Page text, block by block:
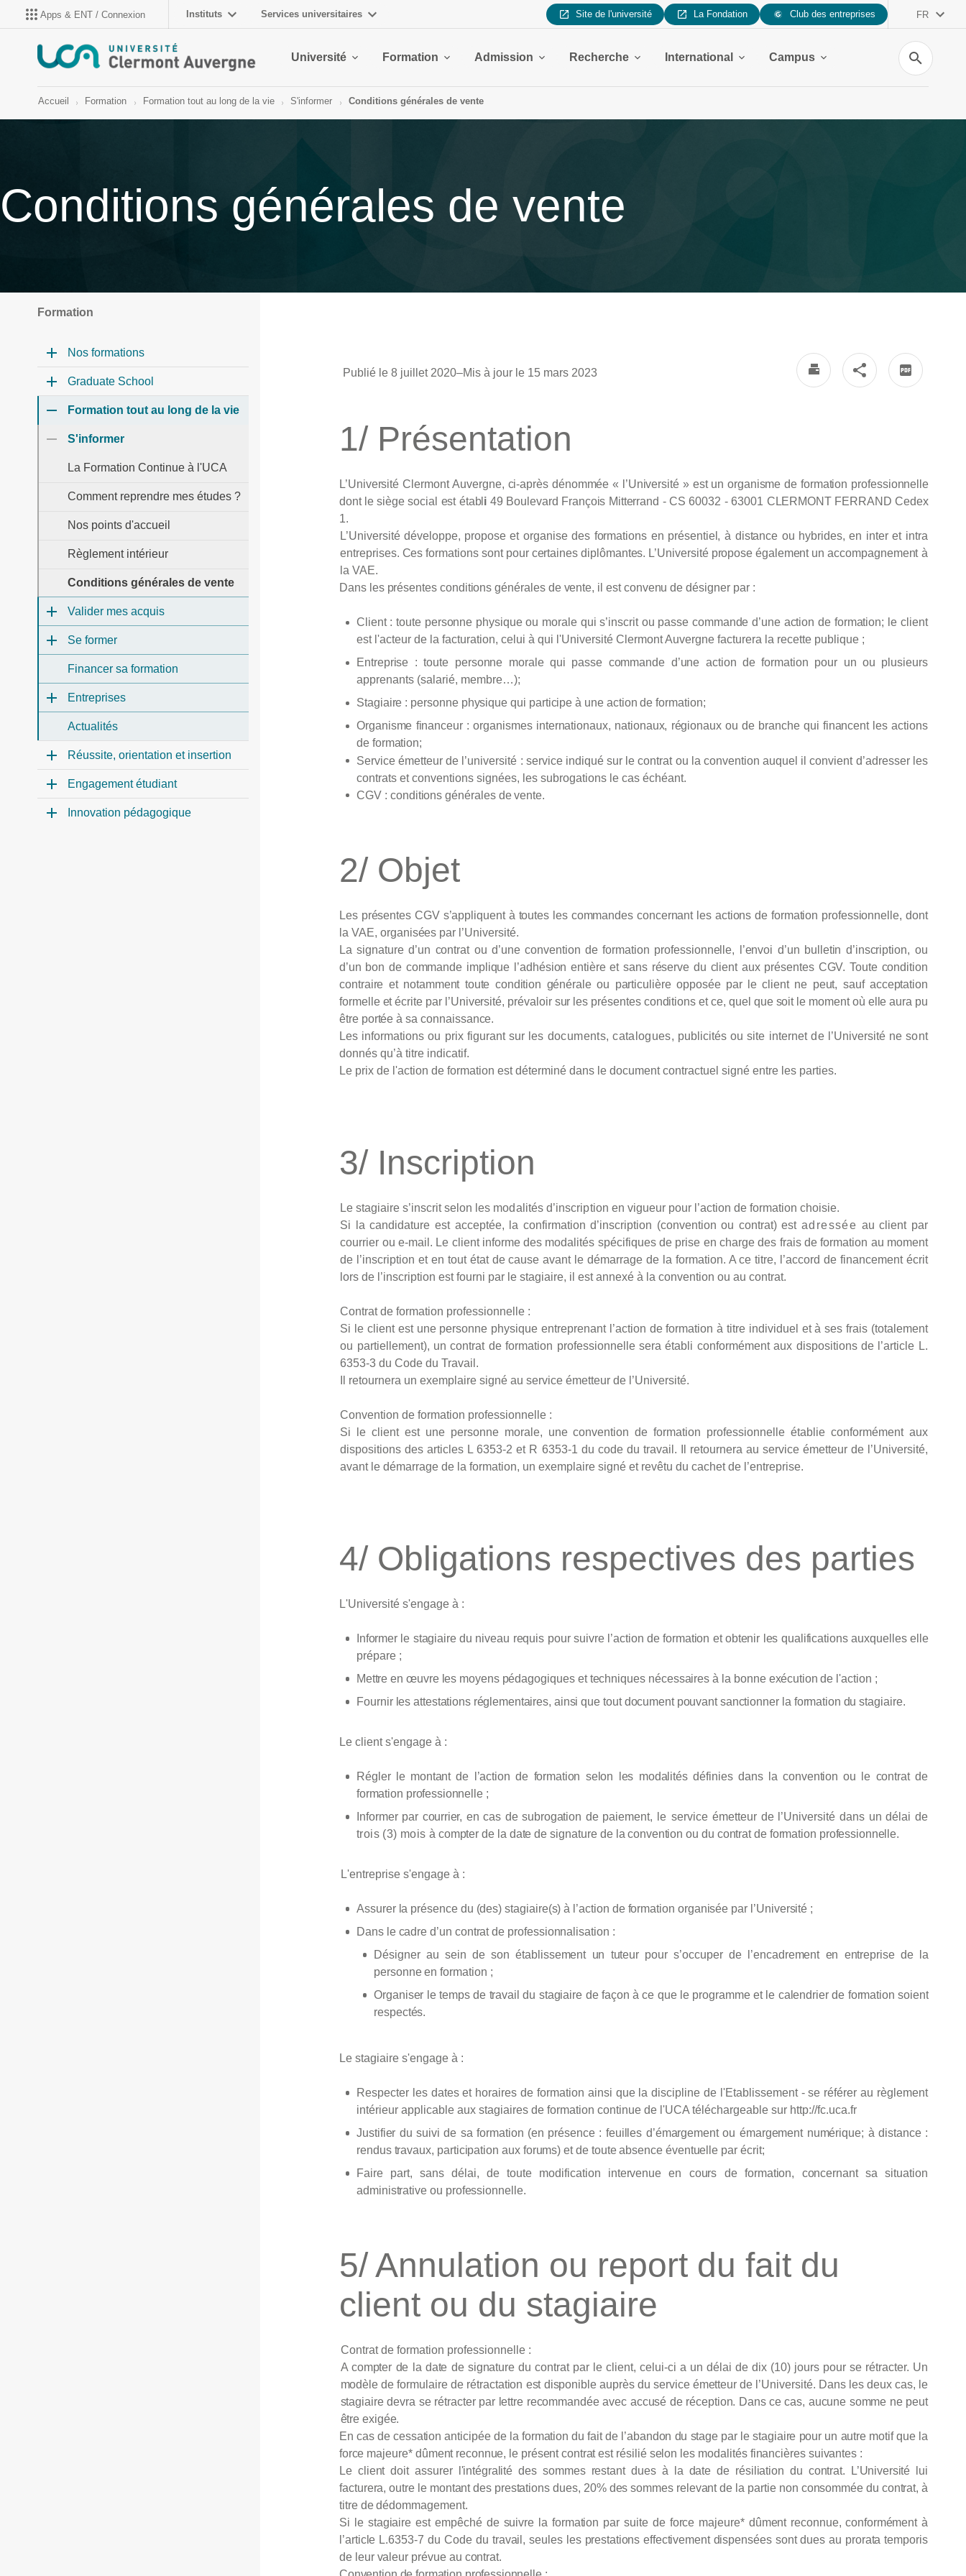
Apps & ENT / Connexion Instituts Services universitaires Site de l'université La Fondation Club des entreprises FR
Université Formation Admission Recherche International Campus
Recherche
Accueil Formation Formation tout au long de la vie S'informer Conditions générales de vente
Conditions générales de vente
Publié le 8 juillet 2020–Mis à jour le 15 mars 2023
1/ Présentation
L’Université Clermont Auvergne, ci-après dénommée « l’Université »est un organisme de formation professionnelle
dont le siège social est établ i 49 Boulevard François Mitterrand - CS 60032 - 63001 CLERMONT FERRAND Cedex
1.
L’Université développe, propose et organise des formations en présentiel, à distance ou hybrides, en inter etintra
entreprises. Ces formations sont pour certaines diplômantes. L’Université propose également un accompagnementà
la VAE.
Dans les présentes conditions générales de vente, il est convenu de désigner par:
Client:toute personne physique ou moralequis’inscrit ou passe commande d’une action de formation; le client
est l'acteur de la facturation, celui à qui l'Université Clermont Auvergne facturera la recette publique ;
Entreprise : toute personne morale qui passe commande d’une action de formation pour un ou plusieurs
apprenants (salarié, membre…);
Stagiaire : personne physique qui participeà une action de formation;
Organisme financeur:organismes internationaux, nationaux, régionaux ou de branche qui financent les actions
de formation;
Service émetteur de l’université : service indiqué sur le contrat ou la convention auquel il convient d’adresser les
contrats et conventions signées, les subrogations le cas échéant.
CGV : conditions générales de vente.
2/ Objet
Les présentes CGV s’appliquentà toutes les commandes concernant les actions de formation professionnelle, dont
la VAE, organisées par l’Université.
Lasignature d’un contratou d’une convention deformation professionnelle, l’envoi d’un bulletin d’inscription, ou
d’un bon de commande implique l’adhésion entière et sans réserve du client aux présentes CGV. Toute condition
contraire et notamment toute condition générale ou particulière opposée par le client ne peut, sauf acceptation
formelle et écrite par l’Université, prévaloir sur les présentes conditions et ce, quel que soit le moment où elle aura pu
être portéeà sa connaissance.
Les informations ou prix figurant sur les documents,catalogues, publicités ou site internet del’Université ne sont
donnés qu’à titre indicatif.
Le prix de l'action de formation est déterminé dans le document contractuel signé entre les parties.
3/ Inscription
Le stagiaire s’inscrit selon les modalités d’inscription en vigueur pour l’action de formation choisie.
Si la candidature est acceptée, la confirmation d’inscription (convention ou contrat) est adressée au client par
courrier ou e-mail. Le client informe des modalités spécifiques de prise en charge des frais de formation au moment
de l’inscription et en tout état de cause avant le démarrage de la formation. A ce titre, l’accord de financement écrit
lors de l’inscription est fourni par le stagiaire, il est annexé à la convention ou au contrat.
Contrat de formation professionnelle :
Si le client est une personne physique entreprenant l’action de formation à titre individuel et à ses frais (totalement
ou partiellement), un contrat de formation professionnelle sera établi conformément aux dispositions de l’article L.
6353-3 du Code du Travail.
Il retournera un exemplaire signé au service émetteur de l’Université.
Convention de formation professionnelle :
Si le client est une personne morale, une convention de formation professionnelle établie conformément aux
dispositions des articles L 6353-2 et R 6353-1 du code du travail. Il retournera au service émetteur de l’Université,
avant le démarrage de la formation, un exemplaire signé et revêtu du cachet de l’entreprise.
4/ Obligations respectives des parties
L'Université s'engage à :
Informer le stagiaire du niveau requis pour suivre l’action de formation etobtenir les qualifications auxquelles elle
prépare;
Mettre en œuvre les moyens pédagogiques et techniques nécessaires à la bonne exécution de l'action ;
Fournir les attestations réglementaires, ainsi que tout document pouvant sanctionner la formation du stagiaire.
Le client s'engage à :
Régler le montant de l’action de formation selon les modalités définies dans laconvention ou le contrat de
formation professionnelle;
Informer par courrier, en cas de subrogation de paiement, leservice émetteur de l’Universitédans un délai de
trois (3) mois à compter de la date designature de laconvention ou du contrat de formation professionnelle.
L'entreprise s'engage à :
Assurer la présence du (des) stagiaire(s) à l’action de formation organisée par l’Université ;
Dans le cadre d’un contrat de professionnalisation :
Désignerau sein de son établissement un tuteur pour s’occuper de l’encadrement en entreprise de
la
personneen formation ;
Organiser le temps de travail du stagiaire de façon àce que le programme et le calendrier de formation soient
respectés.
Le stagiaire s'engage à :
Respecter les dates et horaires de formation ainsi que la discipline de l'Etablissement - se référer au règlement
intérieur applicable aux stagiaires de formation continue de l'UCA téléchargeable sur http://fc.uca.fr
Justifier du suivi de sa formation (en présence : feuilles d’émargement ou émargement numérique; à distance :
rendus travaux, participation aux forums) et de toute absence éventuelle par écrit;
Faire part, sans délai, de toute modification intervenue en cours de formation, concernant sa situation
administrative ou professionnelle.
5/ Annulation ou report du fait du
client ou du stagiaire
Contrat de formation professionnelle :
A compter de la date de signature du contrat par le client, celui-ci a un délai de dix(10) jours pourse rétracter. Un
modèle de formulaire de rétractation est disponible auprès du service émetteur de l’Université. Dans les deux cas, le
stagiaire devra se rétracterpar lettre recommandée avec accusé de réception. Dans ce cas, aucune somme ne peut
êtreexigée.
Encas de cessation anticipéede la formation du fait de l’abandon du stage par le stagiaire pour un autre motif que la
force majeure* dûment reconnue, le présent contrat est résilié selon les modalités financières suivantes:
Leclient doit assurer l'intégralité des sommes restant duesà la date de résiliation du contrat. L’Université
lui
facturera, outre le montant des prestations dues, 20% des sommes relevant de la partie non consommée ducontrat, à
titre de dédommagement.
Si
le stagiaire est empêché de suivre la formation par suite de force majeure* dûment reconnue, conformément à
l’article L.6353-7du Code du travail, seules les prestations effectivement dispensées sont dues au prorata temporis
de leur valeur prévue au contrat.
Formation
Nos formations
Graduate School
Formation tout au long de la vie
S'informer
La Formation Continue à l'UCA
Comment reprendre mes études ?
Nos points d'accueil
Règlement intérieur
Conditions générales de vente
Valider mes acquis
Se former
Financer sa formation
Entreprises
Actualités
Réussite, orientation et insertion
Engagement étudiant
Innovation pédagogique